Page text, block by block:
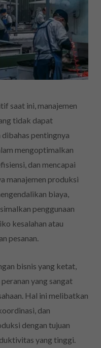
saat ini, manajemen
tidak dapat
pentingnya
mengoptimalkan
dan mencapai
manajemen produksi
biaya,
penggunaan
kesalahan atau
pesanan.
bisnis yang ketat,
yang sangat
Hal ini melibatkan
dan
dengan tujuan
yang tinggi.